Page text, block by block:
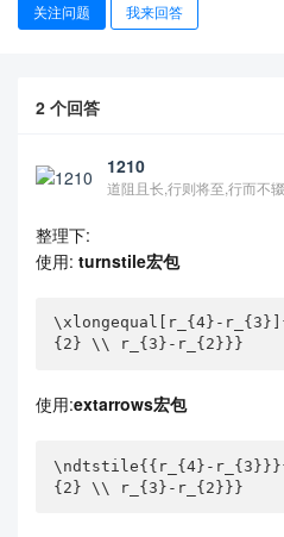
关注问题 我来回答
2 个回答
1210
道阻且长,行则将至,行而不
整理下:
使用: turnstile宏包
\xlongequal[r_{4}-
{2} \\ r_{3}-r_{2}}}
使用:extarrows宏包
\ndtstile{{r_{4}-
{2} \\ r_{3}-r_{2}}}